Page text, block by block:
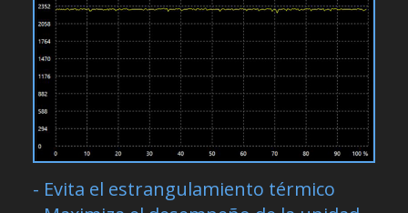
- Evita el estrangulamiento térmico